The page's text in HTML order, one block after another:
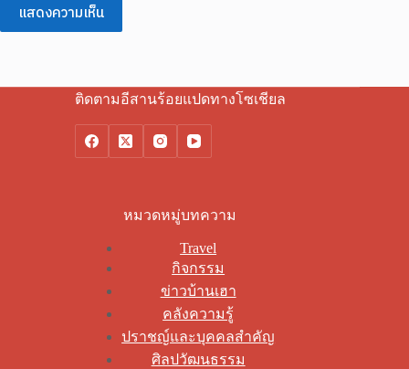
แสดงความเห็น
ติดตามอีสานร้อยแปดทางโซเชียล
หมวดหมู่บทความ
Travel
กิจกรรม
ข่าวบ้านเฮา
คลังความรู้
ปราชญ์และบุคคลสำคัญ
ศิลปวัฒนธรรม